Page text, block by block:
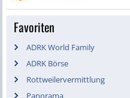
Favoriten
ADRK World Family
ADRK Börse
Rottweilervermittlung
Panorama